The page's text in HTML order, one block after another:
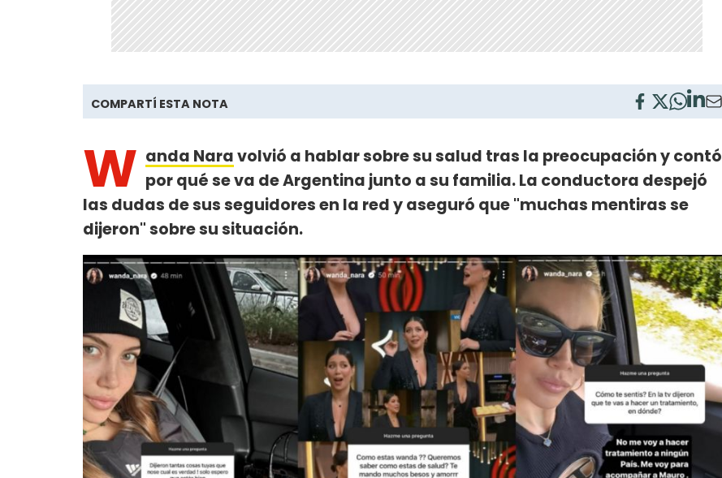
COMPARTÍ ESTA NOTA
W anda Naravolvió a hablar sobre su salud tras la preocupación y contó
por qué se va de Argentina junto a su familia. La conductora despejó
las dudas de sus seguidores en la red y aseguró que "muchas mentiras se
dijeron" sobre su situación.